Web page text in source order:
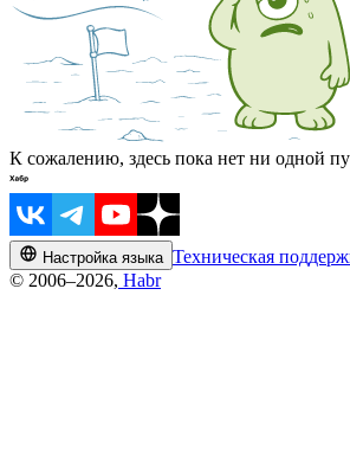
К сожалению, здесь пока нет ни одной
Настройка языка Техническая
© 2006–2026, Habr